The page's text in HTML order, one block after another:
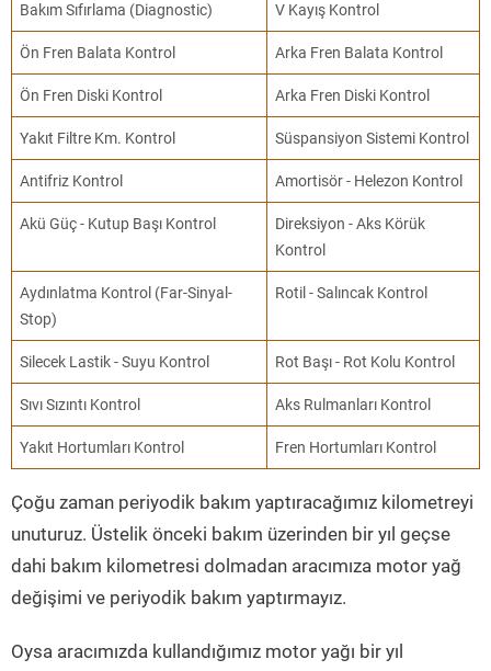
Bakım Sıfırlama (Diagnostic) V Kayış Kontrol
Ön Fren Balata Kontrol Arka Fren Balata Kontrol
Ön Fren Diski Kontrol Arka Fren Diski Kontrol
Yakıt Filtre Km. Kontrol Süspansiyon Sistemi Kontrol
Antifriz Kontrol Amortisör - Helezon Kontrol
Akü Güç - Kutup Başı Kontrol
Direksiyon - Aks Körük
Kontrol
Aydınlatma Kontrol (Far-Sinyal-
Stop)
Rotil - Salıncak Kontrol
Silecek Lastik - Suyu Kontrol Rot Başı - Rot Kolu Kontrol
Sıvı Sızıntı Kontrol Aks Rulmanları Kontrol
Yakıt Hortumları Kontrol Fren Hortumları Kontrol
Çoğu zaman periyodik bakım yaptıracağımız kilometreyi
unuturuz. Üstelik önceki bakım üzerinden bir yıl geçse
dahi bakım kilometresi dolmadan aracımıza motor yağ
değişimi ve periyodik bakım yaptırmayız.
Oysa aracımızda kullandığımız motor yağı bir yıl